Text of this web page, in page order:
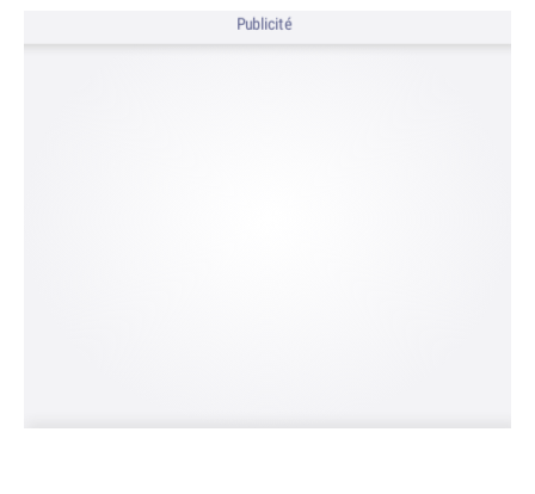
Publicité